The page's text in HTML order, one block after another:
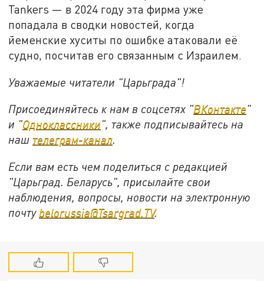
Tankers — в 2024 году эта фирма уже
попадала в сводки новостей, когда
йеменские хуситы по ошибке атаковали её
судно, посчитав его связанным с Израилем.
Уважаемые читатели "Царьграда"!
Присоединяйтесь к нам в соцсетях "ВКонтакте"
и "Одноклассники", также подписывайтесь на
наш телеграм-канал.
Если вам есть чем поделиться с редакцией
"Царьград. Беларусь", присылайте свои
наблюдения, вопросы, новости на электронную
почту belorussia@Tsargrad.TV.